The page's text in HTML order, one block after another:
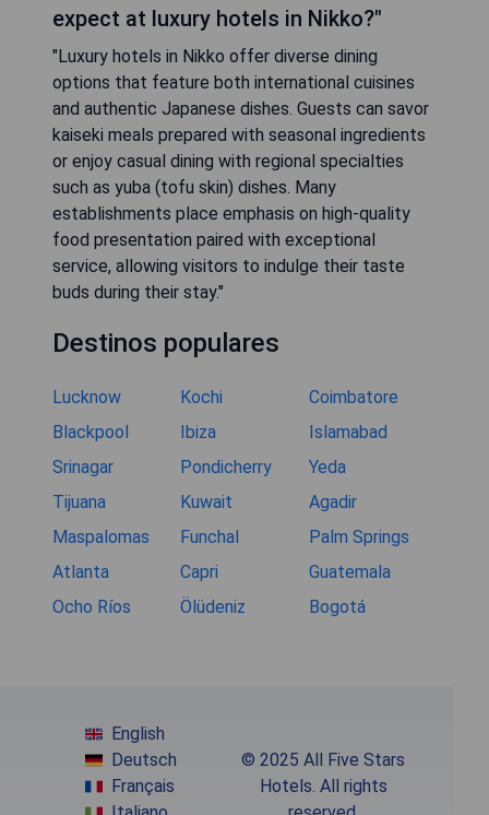
expect at luxury hotels in Nikko?"
"Luxury hotels in Nikko offer diverse dining
options that feature both international cuisines
and authentic Japanese dishes. Guests can savor
kaiseki meals prepared with seasonal ingredients
or enjoy casual dining with regional specialties
such as yuba (tofu skin) dishes. Many
establishments place emphasis on high-quality
food presentation paired with exceptional
service, allowing visitors to indulge their taste
buds during their stay."
Destinos populares
Lucknow Kochi
Coimbatore
Blackpool
Ibiza
Islamabad
Srinagar
Pondicherry
Yeda
Tijuana
Kuwait
Agadir
Maspalomas
Funchal
Palm Springs
Atlanta
Capri
Guatemala
Ocho Ríos
Ölüdeniz Bogotá
English
Deutsch
Français
© 2025 All Five Stars
Hotels. All rights